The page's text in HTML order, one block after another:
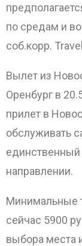
по средам и
соб.корр.
Вылет из
Оренбург в
прилет в
обслуживать
единственный
направлении.
Минимальные
сейчас 5900
выбора места